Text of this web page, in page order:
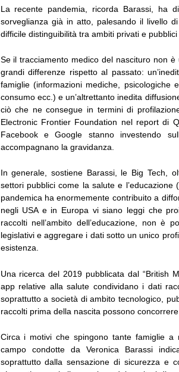
La recente pandemia, ricorda Barassi, ha
sorveglianza già in atto, palesando il livello
difficile distinguibilità tra ambiti privati e
Se il tracciamento medico del nascituro non
grandi differenze rispetto al passato:
famiglie (informazioni mediche,
consumo ecc.) e un’altrettanto inedita
ciò che ne consegue in termini di
Electronic Frontier Foundation nel report di
Facebook e Google stanno investendo
accompagnano la gravidanza.
In generale, sostiene Barassi, le Big Tech,
settori pubblici come la salute e
pandemica ha enormemente contribuito a
negli USA e in Europa vi siano leggi che
raccolti nell’ambito dell’educazione, non
legislativi e aggregare i dati sotto un unico
esistenza.
Una ricerca del 2019 pubblicata dal “British
app relative alla salute condividano i dati
soprattutto a società di ambito tecnologico,
raccolti prima della nascita possono
Circa i motivi che spingono tante famiglie
campo condotte da Veronica Barassi
soprattutto dalla sensazione di sicurezza e